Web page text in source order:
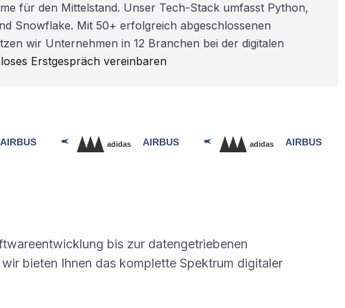
für den Mittelstand. Unser Tech-Stack umfasst Python,
Snowflake. Mit 50+ erfolgreich abgeschlossenen
wir Unternehmen in 12 Branchen bei der digitalen
Erstgespräch vereinbaren
bis zur datengetriebenen
bieten Ihnen das komplette Spektrum digitaler